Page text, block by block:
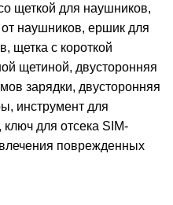
щеткой для наушников,
от наушников, ершик для
щетка с короткой
щетиной, двусторонняя
зарядки, двусторонняя
инструмент для
ключ для отсека SIM-
поврежденных